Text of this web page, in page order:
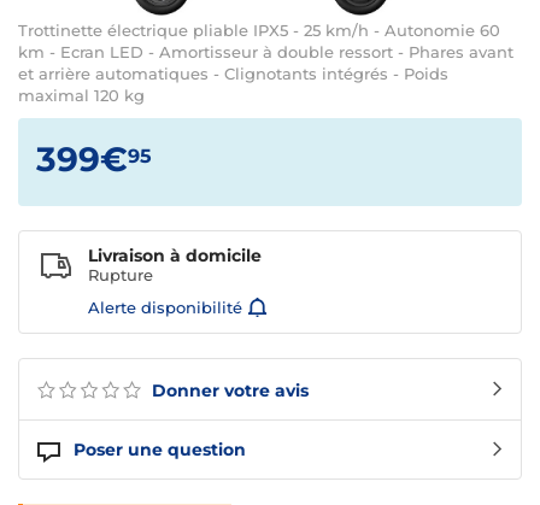
Trottinette électrique pliable IPX5 - 25 km/h - Autonomie 60
km - Ecran LED - Amortisseur à double ressort - Phares avant
et arrière automatiques - Clignotants intégrés - Poids
maximal 120 kg
Donner votre avis
Poser une question
399€95
Livraison à domicile
Rupture
Alerte disponibilité